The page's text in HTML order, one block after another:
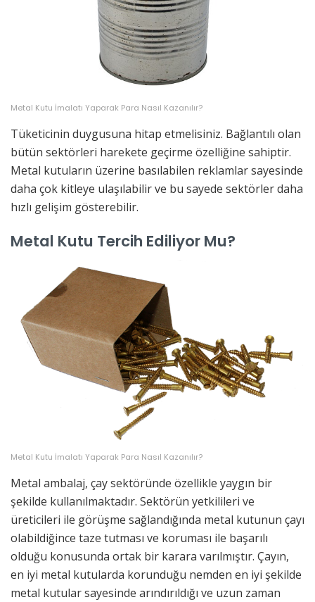
Metal Kutu İmalatı Yaparak Para Nasıl Kazanılır?
Tüketicinin duygusuna hitap etmelisiniz. Bağlantılı olan
bütün sektörleri harekete geçirme özelliğine sahiptir.
Metal kutuların üzerine basılabilen reklamlar sayesinde
daha çok kitleye ulaşılabilir ve bu sayede sektörler daha
hızlı gelişim gösterebilir.
Metal Kutu Tercih Ediliyor Mu?
Metal Kutu İmalatı Yaparak Para Nasıl Kazanılır?
Metal ambalaj, çay sektöründe özellikle yaygın bir
şekilde kullanılmaktadır. Sektörün yetkilileri ve
üreticileri ile görüşme sağlandığında metal kutunun çayı
olabildiğince taze tutması ve koruması ile başarılı
olduğu konusunda ortak bir karara varılmıştır. Çayın,
en iyi metal kutularda korunduğu nemden en iyi şekilde
metal kutular sayesinde arındırıldığı ve uzun zaman